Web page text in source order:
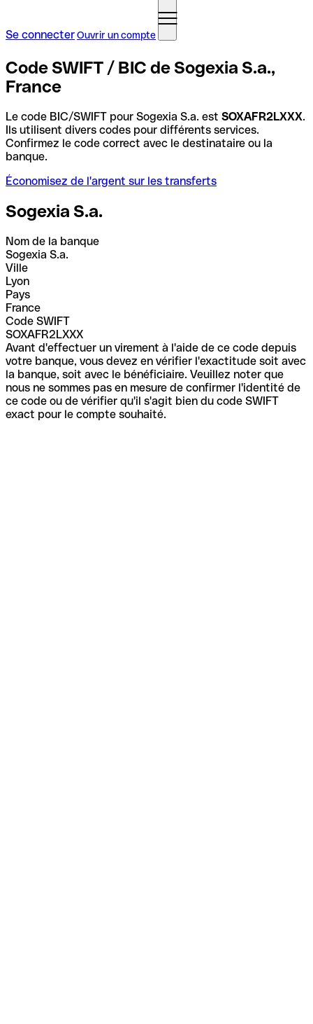
Se connecterOuvrir un compte
Code SWIFT / BIC de Sogexia S.a.,
France
Le code BIC/SWIFT pour Sogexia S.a. est SOXAFR2LXXX.
Ils utilisent divers codes pour différents services.
Confirmez le code correct avec le destinataire ou la
banque.
Économisez de l'argent sur les transferts
Sogexia S.a.
Nom de la banque
Sogexia S.a.
Ville
Lyon
Pays
France
Code SWIFT
SOXAFR2LXXX
Avant d'effectuer un virement à l'aide de ce code depuis
votre banque, vous devez en vérifier l'exactitude soit avec
la banque, soit avec le bénéficiaire. Veuillez noter que
nous ne sommes pas en mesure de confirmer l'identité de
ce code ou de vérifier qu'il s'agit bien du code SWIFT
exact pour le compte souhaité.